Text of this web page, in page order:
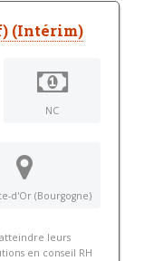
(Intérim)
NC
d'Or (Bourgogne)
leurs
en conseil RH